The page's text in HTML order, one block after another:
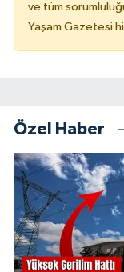
ve tüm
Yaşam Gazetesi
Özel Haber